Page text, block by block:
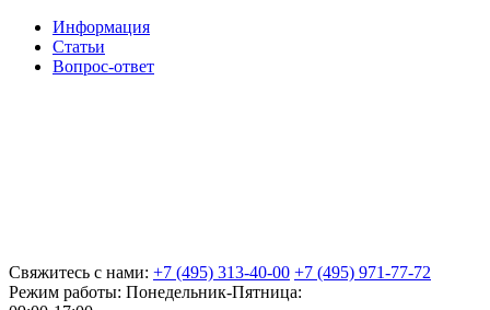
Информация
Статьи
Вопрос-ответ
Свяжитесь с нами: +7 (495) 313-40-00 +7 (495) 971-77-72
Режим работы: Понедельник-Пятница: